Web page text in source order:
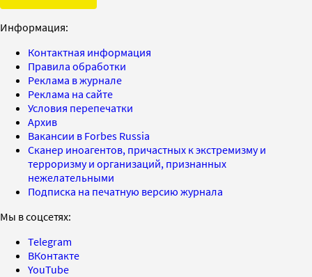
Информация:
Контактная информация
Правила обработки
Реклама в журнале
Реклама на сайте
Условия перепечатки
Архив
Вакансии в Forbes Russia
Сканер иноагентов, причастных к экстремизму и
терроризму и организаций, признанных
нежелательными
Подписка на печатную версию журнала
Мы в соцсетях:
Telegram
ВКонтакте
YouTube